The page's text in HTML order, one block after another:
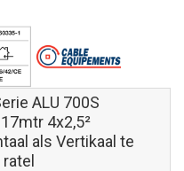
ALU 700S
4x2,5²
als Vertikaal te